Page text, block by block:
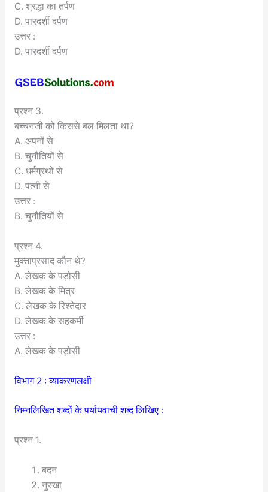
C. श्रद्धा का तर्पण
D. पारदर्शी दर्पण
उत्तर :
D. पारदर्शी दर्पण
प्रश्न 3.
बच्चनजी को किससे बल मिलता था?
A. अपनों से
B. चुनौतियों से
C. धर्मग्रंथों से
D. पत्नी से
उत्तर :
B. चुनौतियों से
प्रश्न 4.
मुक्ताप्रसाद कौन थे?
A. लेखक के पड़ोसी
B. लेखक के मित्र
C. लेखक के रिश्तेदार
D. लेखक के सहकर्मी
उत्तर :
A. लेखक के पड़ोसी
विभाग 2 : व्याकरणलक्षी
निम्नलिखित शब्दों के पर्यायवाची शब्द लिखिए :
प्रश्न 1.
बदन
नुस्खा